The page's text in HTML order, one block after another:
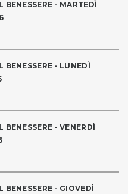
BENESSERE - MARTEDÌ
BENESSERE - LUNEDÌ
BENESSERE - VENERDÌ
BENESSERE - GIOVEDÌ